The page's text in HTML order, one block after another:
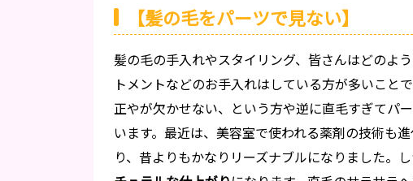
【髪の毛をパーツで見ない】
髪の毛の手入れやスタイリング、皆さんはどのよ
トメントなどのお手入れはしている方が多いこと
正やが欠かせない、という方や逆に直毛すぎてパ
います。最近は、美容室で使われる薬剤の技術も
り、昔よりもかなりリーズナブルになりました。